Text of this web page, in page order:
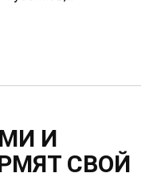
И
СВОЙ